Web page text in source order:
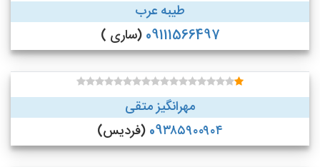
طیبه عرب
09111566497 (ساری )
مهرانگیز متقی
09۳۸۵۹۰۰۹۰۴ (فردیس)